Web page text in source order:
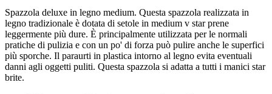
Spazzola deluxe in legno medium. Questa spazzola realizzata in
legno tradizionale è dotata di setole in medium v star prene
leggermente più dure. È principalmente utilizzata per le normali
pratiche di pulizia e con un po' di forza può pulire anche le superfici
più sporche. Il paraurti in plastica intorno al legno evita eventuali
danni agli oggetti puliti. Questa spazzola si adatta a tutti i manici star
brite.